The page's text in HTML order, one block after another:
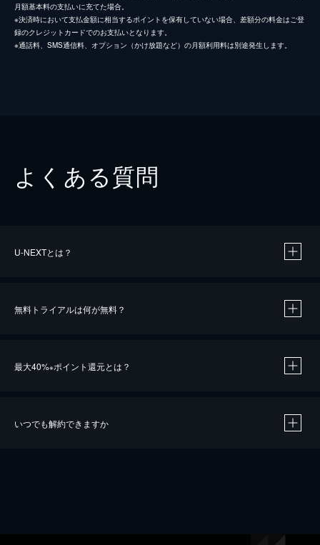
月額基本料の支払いに充てた場合。
※決済時において支払金額に相当するポイントを保有していない場合、差額分の料金はご登
録のクレジットカードでのお支払いとなります。
※通話料、SMS通信料、オプション（かけ放題など）の月額利用料は別途発生します。
よくある質問
U-NEXTとは？
無料トライアルは何が無料？
最大40%※ポイント還元とは？
いつでも解約できますか